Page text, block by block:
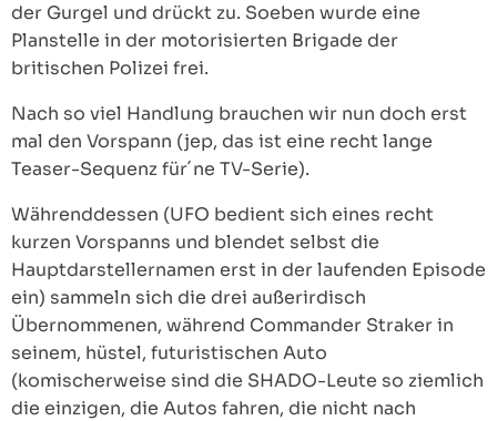
der Gurgel und drückt zu. Soeben wurde eine
Planstelle in der motorisierten Brigade der
britischen Polizei frei.
Nach so viel Handlung brauchen wir nun doch erst
mal den Vorspann (jep, das ist eine recht lange
Teaser-Sequenz für´ne TV-Serie).
Währenddessen (UFO bedient sich eines recht
kurzen Vorspanns und blendet selbst die
Hauptdarstellernamen erst in der laufenden Episode
ein) sammeln sich die drei außerirdisch
Übernommenen, während Commander Straker in
seinem, hüstel, futuristischen Auto
(komischerweise sind die SHADO-Leute so ziemlich
die einzigen, die Autos fahren, die nicht nach